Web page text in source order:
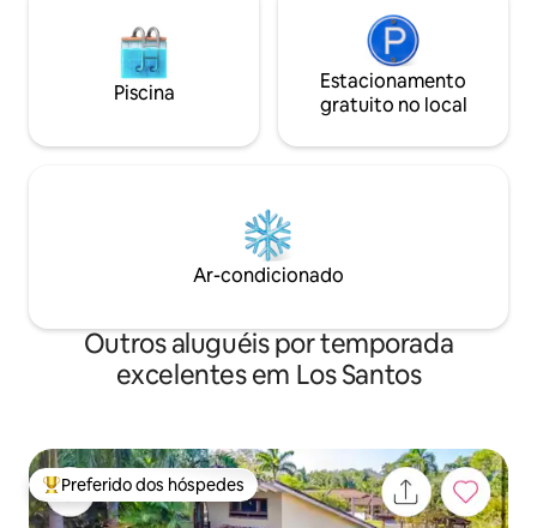
Piscina
Estacionamento
gratuito no local
Ar-condicionado
Outros aluguéis por temporada
excelentes em Los Santos
Entre os melhores preferidos dos hóspedes
Preferido dos hóspedes